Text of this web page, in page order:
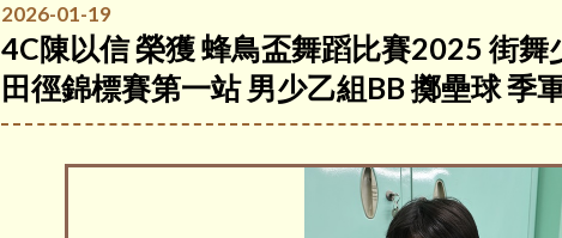
2026-01-19
4C陳以信 榮獲 蜂鳥盃舞蹈比賽2025 街舞
田徑錦標賽第一站 男少乙組BB 擲壘球 季